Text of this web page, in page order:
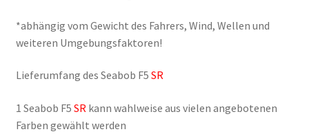
*abhängig vom Gewicht des Fahrers, Wind, Wellen und
weiteren Umgebungsfaktoren!
Lieferumfang des Seabob F5 SR
1 Seabob F5 SR kann wahlweise aus vielen angebotenen
Farben gewählt werden